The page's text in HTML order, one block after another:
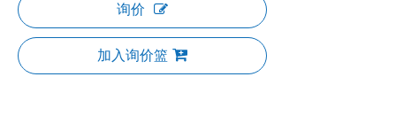
询价
加入询价篮